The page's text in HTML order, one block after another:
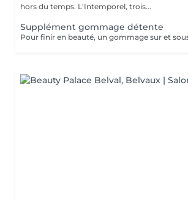
hors du temps. L'Intemporel, trois...
Supplément gommage détente